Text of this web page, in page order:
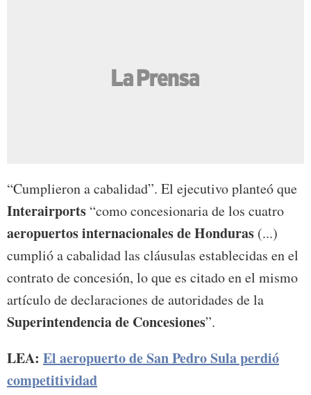
“Cumplieron a cabalidad”. El ejecutivo planteó que
Interairports “como concesionaria de los cuatro
aeropuertos internacionales de Honduras (...)
cumplió a cabalidad las cláusulas establecidas en el
contrato de concesión, lo que es citado en el mismo
artículo de declaraciones de autoridades de la
Superintendencia de Concesiones”.
LEA: El aeropuerto de San Pedro Sula perdió
competitividad